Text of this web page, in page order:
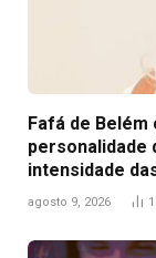
Fafá de
personalidade
intensidade
agosto 9, 2026 1